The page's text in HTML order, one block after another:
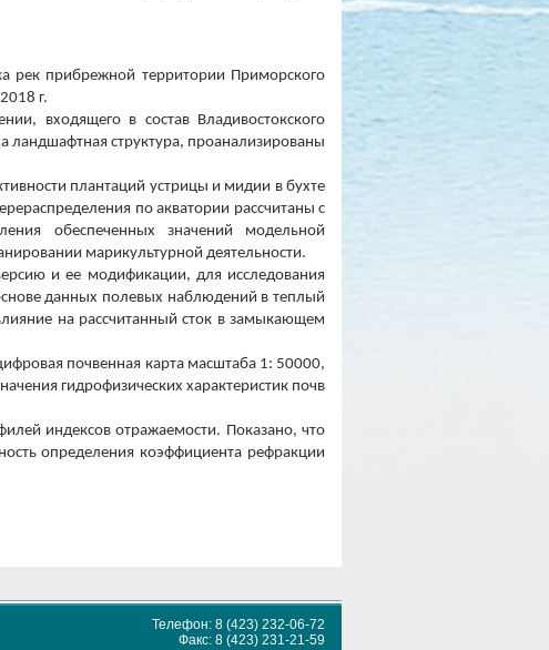
рек прибрежной территории Приморского
г.
входящего в состав Владивостокского
ландшафтная структура, проанализированы
плантаций устрицы и мидии в бухте
по акватории рассчитаны с
обеспеченных значений модельной
марикультурной деятельности.
и ее модификации, для исследования
данных полевых наблюдений в теплый
на рассчитанный сток в замыкающем
почвенная карта масштаба 1: 50000,
гидрофизических характеристик почв
индексов отражаемости. Показано, что
определения коэффициента рефракции
Телефон: 8 (423) 232-06-72
Факс: 8 (423) 231-21-59